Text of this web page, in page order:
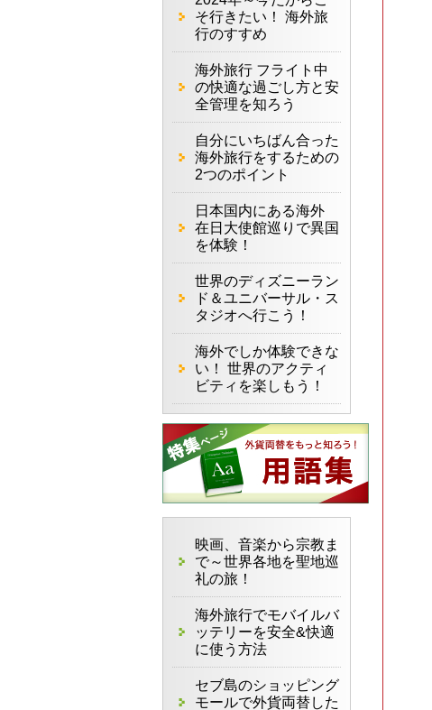
そ行きたい！ 海外旅
行のすすめ
海外旅行 フライト中
の快適な過ごし方と安
全管理を知ろう
自分にいちばん合った
海外旅行をするための
2つのポイント
日本国内にある海外
在日大使館巡りで異国
を体験！
世界のディズニーラン
ド＆ユニバーサル・ス
タジオへ行こう！
海外でしか体験できな
い！ 世界のアクティ
ビティを楽しもう！
映画、音楽から宗教ま
で～世界各地を聖地巡
礼の旅！
海外旅行でモバイルバ
ッテリーを安全&快適
に使う方法
セブ島のショッピング
モールで外貨両替した